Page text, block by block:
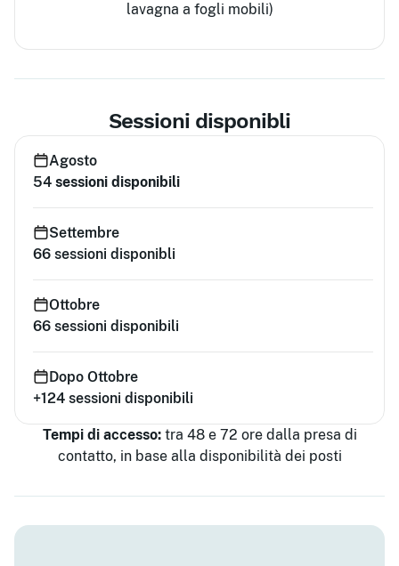
lavagna a fogli mobili)
Sessioni disponibli
Agosto
54 sessioni disponibili
Settembre
66 sessioni disponibli
Ottobre
66 sessioni disponibili
Dopo Ottobre
+124 sessioni disponibili
Tempi di accesso: tra 48 e 72 ore dalla presa di
contatto, in base alla disponibilità dei posti